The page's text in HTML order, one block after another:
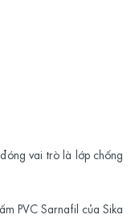
vai trò là lớp chống
PVC Sarnafil của Sika